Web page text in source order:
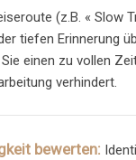
(z.B. « Slow
tiefen Erinnerung
einen zu vollen
verhindert.
bewerten: